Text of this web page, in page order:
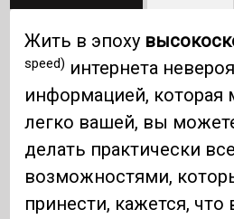
Жить в эпоху
speed) интернета
информацией, которая
легко вашей, вы
делать практически
возможностями,
принести, кажется,